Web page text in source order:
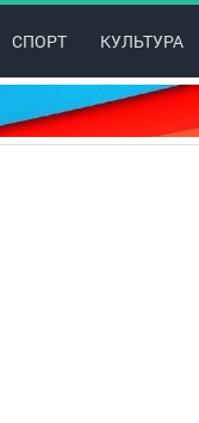
СПОРТ КУЛЬТУРА